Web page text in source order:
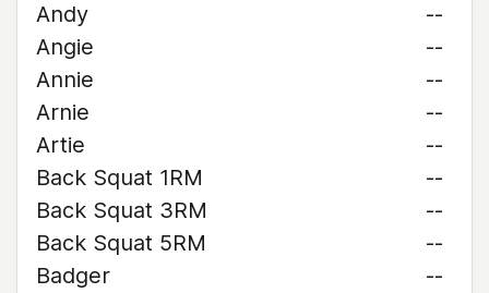
Andy
--
Angie
--
Annie
--
Arnie
--
Artie
--
Back Squat 1RM
--
Back Squat 3RM
--
Back Squat 5RM
--
Badger
--